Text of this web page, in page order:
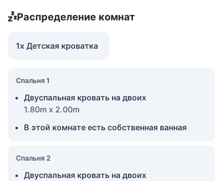
Распределение комнат
1x Детская кроватка
Спальня 1
Двуспальная кровать на двоих
1.80m x 2.00m
В этой комнате есть собственная ванная
Спальня 2
Двуспальная кровать на двоих